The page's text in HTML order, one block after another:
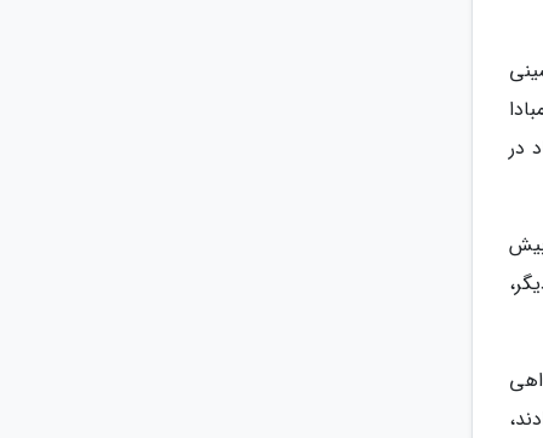
در
بیش